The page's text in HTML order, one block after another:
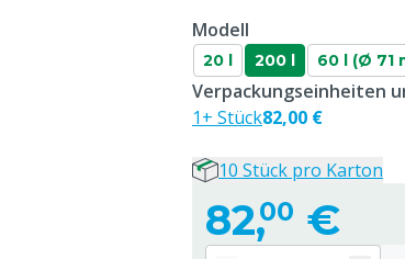
Modell
20 l 200 l 60 l (Ø 71
82,00 €
Verpackungseinheiten
1+ Stück82,00 €
10 Stück pro Karton